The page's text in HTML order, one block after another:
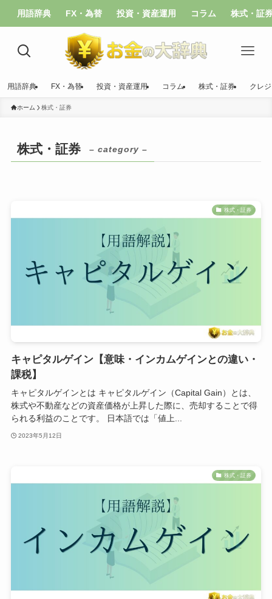
用語辞典 FX・為替 投資・資産運用 コラム 株式・証
用語辞典 FX・為替 投資・資産運用 コラム 株式・証券 クレ
ホーム 株式・証券
株式・証券 – category –
株式・証券
キャピタルゲイン【意味・インカムゲインとの違い・
課税】
キャピタルゲインとは キャピタルゲイン（Capital Gain）とは、
株式や不動産などの資産価格が上昇した際に、売却することで得
られる利益のことです。 日本語では「値上...
2023年5月12日
株式・証券